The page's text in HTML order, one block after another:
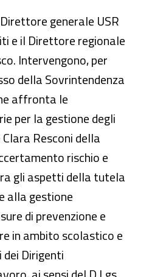
generale USR
e il Direttore regionale
Intervengono, per
della Sovrintendenza
affronta le
per la gestione degli
Resconi della
rischio e
gli aspetti della tutela
alla gestione
di prevenzione e
in ambito scolastico e
Dirigenti